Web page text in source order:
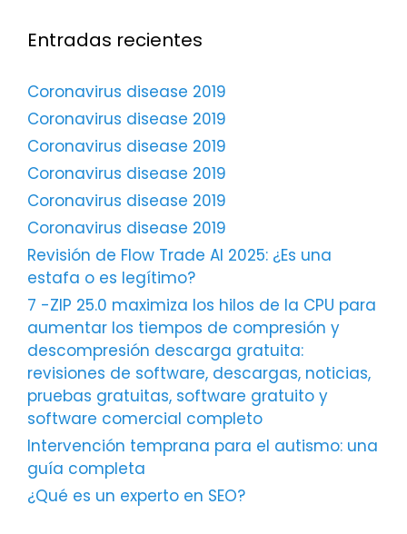
Entradas recientes
Coronavirus disease 2019
Coronavirus disease 2019
Coronavirus disease 2019
Coronavirus disease 2019
Coronavirus disease 2019
Coronavirus disease 2019
Revisión de Flow Trade AI 2025: ¿Es una
estafa o es legítimo?
7 -ZIP 25.0 maximiza los hilos de la CPU para
aumentar los tiempos de compresión y
descompresión descarga gratuita:
revisiones de software, descargas, noticias,
pruebas gratuitas, software gratuito y
software comercial completo
Intervención temprana para el autismo: una
guía completa
¿Qué es un experto en SEO?